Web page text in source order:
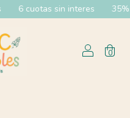
6 cuotas sin interes
0